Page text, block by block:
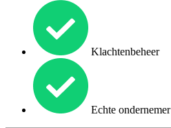
Klachtenbeheer
Echte ondernemer